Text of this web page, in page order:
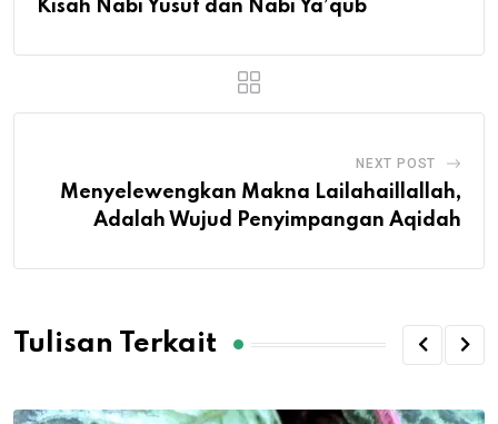
Kisah Nabi Yusuf dan Nabi Ya’qub
NEXT POST
Menyelewengkan Makna Lailahaillallah,
Adalah Wujud Penyimpangan Aqidah
Tulisan Terkait